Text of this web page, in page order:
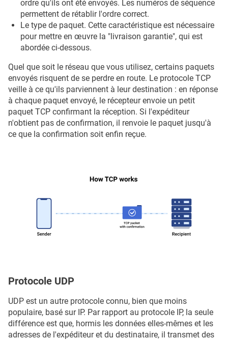
ordre qu'ils ont été envoyés. Les numéros de séquence
permettent de rétablir l'ordre correct.
Le type de paquet. Cette caractéristique est nécessaire
pour mettre en œuvre la "livraison garantie", qui est
abordée ci-dessous.
Quel que soit le réseau que vous utilisez, certains paquets
envoyés risquent de se perdre en route. Le protocole TCP
veille à ce qu'ils parviennent à leur destination : en réponse
à chaque paquet envoyé, le récepteur envoie un petit
paquet TCP confirmant la réception. Si l'expéditeur
n'obtient pas de confirmation, il renvoie le paquet jusqu'à
ce que la confirmation soit enfin reçue.
Protocole UDP
UDP est un autre protocole connu, bien que moins
populaire, basé sur IP. Par rapport au protocole IP, la seule
différence est que, hormis les données elles-mêmes et les
adresses de l'expéditeur et du destinataire, il transmet des